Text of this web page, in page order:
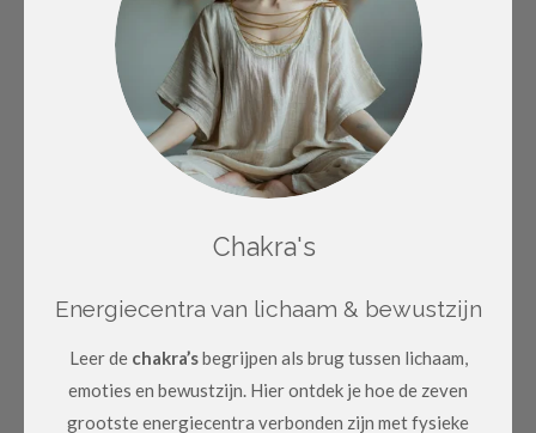
Chakra's
Energiecentra van lichaam & bewustzijn
Leer de chakra’sbegrijpen als brug tussen lichaam,
emoties en bewustzijn. Hier ontdek je hoe de zeven
grootste energiecentra verbonden zijn met fysieke